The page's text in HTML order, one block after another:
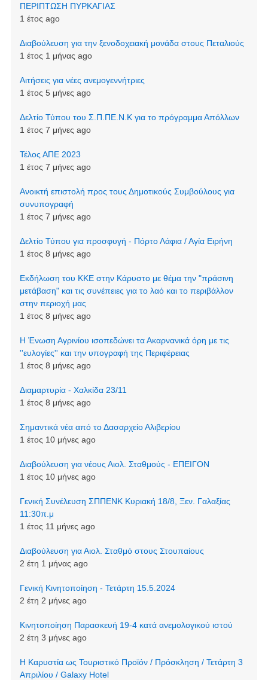
ΠΕΡΙΠΤΩΣΗ ΠΥΡΚΑΓΙΑΣ
1 έτος ago
Διαβούλευση για την ξενοδοχειακή μονάδα στους Πεταλιούς
1 έτος 1 μήνας ago
Αιτήσεις για νέες ανεμογεννήτριες
1 έτος 5 μήνες ago
Δελτίο Τύπου του Σ.Π.ΠΕ.Ν.Κ για το πρόγραμμα Απόλλων
1 έτος 7 μήνες ago
Τέλος ΑΠΕ 2023
1 έτος 7 μήνες ago
Ανοικτή επιστολή προς τους Δημοτικούς Συμβούλους για
συνυπογραφή
1 έτος 7 μήνες ago
Δελτίο Τύπου για προσφυγή - Πόρτο Λάφια / Αγία Ειρήνη
1 έτος 8 μήνες ago
Εκδήλωση του ΚΚΕ στην Κάρυστο με θέμα την "πράσινη
μετάβαση" και τις συνέπειες για το λαό και το περιβάλλον
στην περιοχή μας
1 έτος 8 μήνες ago
Η Ένωση Αγρινίου ισοπεδώνει τα Ακαρνανικά όρη με τις
''ευλογίες'' και την υπογραφή της Περιφέρειας
1 έτος 8 μήνες ago
Διαμαρτυρία - Χαλκίδα 23/11
1 έτος 8 μήνες ago
Σημαντικά νέα από το Δασαρχείο Αλιβερίου
1 έτος 10 μήνες ago
Διαβούλευση για νέους Αιολ. Σταθμούς - ΕΠΕΙΓΟΝ
1 έτος 10 μήνες ago
Γενική Συνέλευση ΣΠΠΕΝΚ Κυριακή 18/8, Ξεν. Γαλαξίας
11:30π.μ
1 έτος 11 μήνες ago
Διαβούλευση για Αιολ. Σταθμό στους Στουπαίους
2 έτη 1 μήνας ago
Γενική Κινητοποίηση - Τετάρτη 15.5.2024
2 έτη 2 μήνες ago
Κινητοποίηση Παρασκευή 19-4 κατά ανεμολογικού ιστού
2 έτη 3 μήνες ago
Η Καρυστία ως Τουριστικό Προϊόν / Πρόσκληση / Τετάρτη 3
Απριλίου / Galaxy Hotel